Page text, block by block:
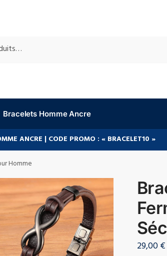
Bracelets Homme Ancre
ANCRE | CODE PROMO : « BRACELET10 »
Homme
29,00€